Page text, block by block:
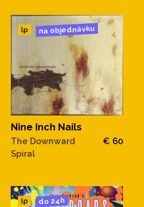
lp na objednávku
Nine Inch Nails
The Downward
Spiral
€ 60
lp do 24h